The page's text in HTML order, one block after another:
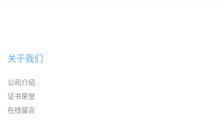
关于我们
公司介绍
证书荣誉
在线留言